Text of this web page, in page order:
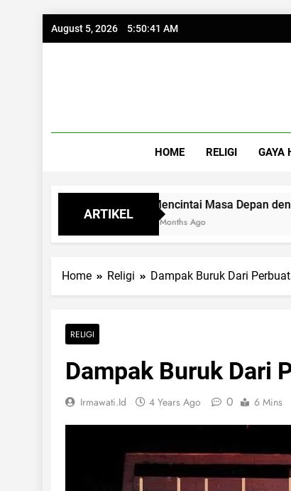
Skip
August 5, 2026 5:50:42 AM
HOME RELIGI GAYA
ARTIKEL
Mencintai Masa Depan dengan
2 Months Ago
Home Religi Dampak Buruk Dari
RELIGI
Dampak Buruk Dari
Irmawati.id 4 Years Ago 0 6 Mins